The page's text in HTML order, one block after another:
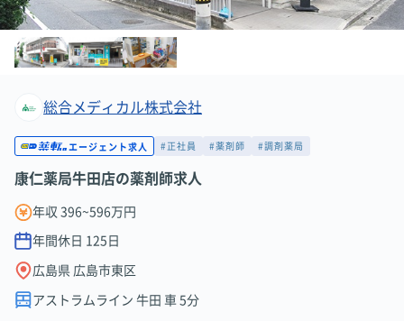
総合メディカル株式会社
エージェント求人 #正社員 #薬剤師 #調剤薬局
康仁薬局牛田店の薬剤師求人
年収 396~596万円
年間休日 125 日
広島県 広島市東区
アストラムライン 牛田 車 5分